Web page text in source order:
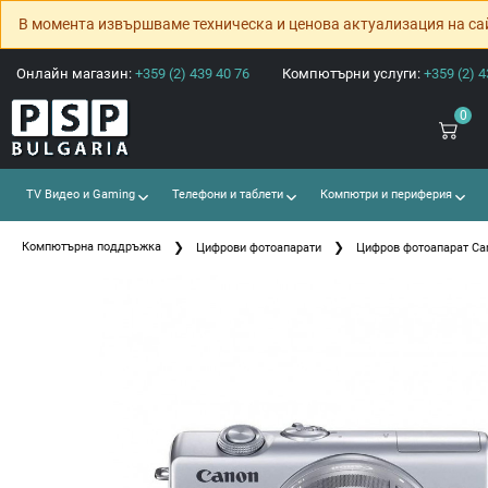
В момента извършваме техническа и ценова актуализация на
Онлайн магазин: +359 (2) 439 40 76 Компютърни услуги: +359 (2)
0
TV Видео и Gaming Телефони и таблети Компютри и периферия
Компютърна поддръжка Цифрови фотоапарати Цифров фотоапарат